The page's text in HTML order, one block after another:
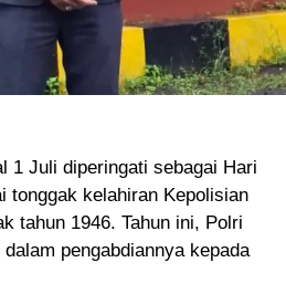
1 Juli diperingati sebagai Hari
tonggak kelahiran Kepolisian
tahun 1946. Tahun ini, Polri
pengabdiannya kepada